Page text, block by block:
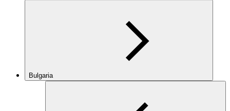
Bulgaria